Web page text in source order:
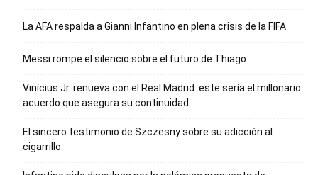
La AFA respalda a Gianni Infantino en plena crisis de la FIFA
Messi rompe el silencio sobre el futuro de Thiago
Vinícius Jr. renueva con el Real Madrid: este sería el millonario
acuerdo que asegura su continuidad
El sincero testimonio de Szczesny sobre su adicción al
cigarrillo